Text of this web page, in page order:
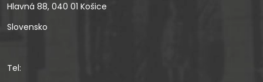
Hlavná 88, 040 01 Košice
Slovensko
Tel: